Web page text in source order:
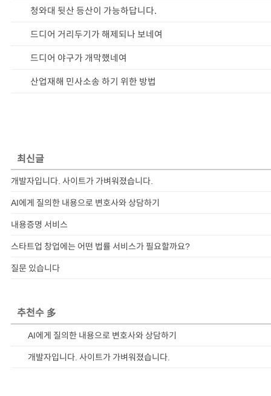
청와대 뒷산 등산이 가능하답니다.
드디어 거리두기가 해제되나 보네여
드디어 야구가 개막했네여
산업재해 민사소송 하기 위한 방법
최신글
개발자입니다. 사이트가 가벼워졌습니다.
AI에게 질의한 내용으로 변호사와 상담하기
내용증명 서비스
스타트업 창업에는 어떤 법률 서비스가 필요할까요?
질문 있습니다
추천수 多
AI에게 질의한 내용으로 변호사와 상담하기
개발자입니다. 사이트가 가벼워졌습니다.